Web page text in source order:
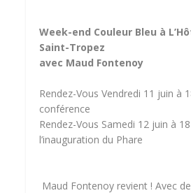
Week-end Couleur Bleu à
Saint-Tropez
avec Maud Fontenoy
Rendez-Vous Vendredi 11 juin à
conférence
Rendez-Vous Samedi 12 juin à
l’inauguration du Phare
Maud Fontenoy revient ! Avec